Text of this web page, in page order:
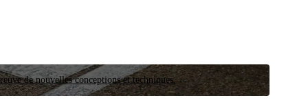
de nouvelles conceptions et techniques.